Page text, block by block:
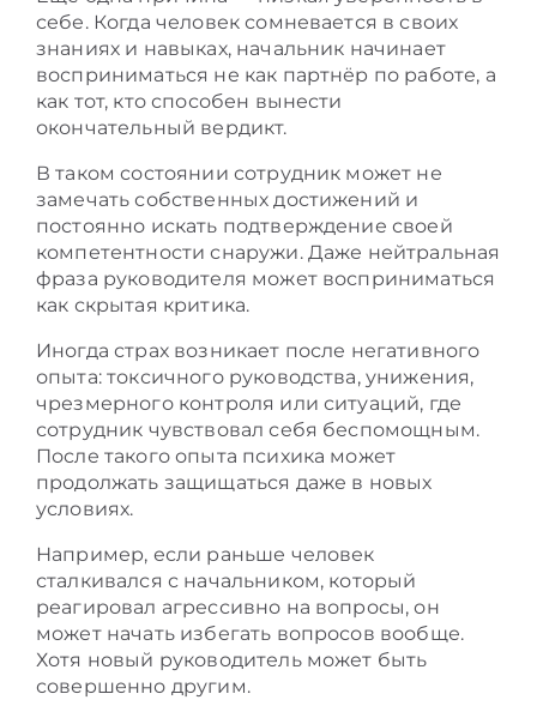
себе. Когда человек сомневается в своих
знаниях и навыках, начальник начинает
восприниматься не как партнёр по работе, а
как тот, кто способен вынести
окончательный вердикт.
В таком состоянии сотрудник может не
замечать собственных достижений и
постоянно искать подтверждение своей
компетентности снаружи. Даже нейтральная
фраза руководителя может восприниматься
как скрытая критика.
Иногда страх возникает после негативного
опыта: токсичного руководства, унижения,
чрезмерного контроля или ситуаций, где
сотрудник чувствовал себя беспомощным.
После такого опыта психика может
продолжать защищаться даже в новых
условиях.
Например, если раньше человек
сталкивался с начальником, который
реагировал агрессивно на вопросы, он
может начать избегать вопросов вообще.
Хотя новый руководитель может быть
совершенно другим.